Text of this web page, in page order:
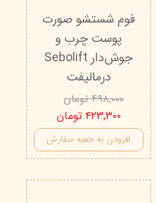
فوم شستشو صورت
پوست چرب و
جوش‌دار Sebolift
درمالیفت
۴۹۸,۰۰۰ تومان
۴۲۳,۳۰۰ تومان
افزودن به جعبه سفارش